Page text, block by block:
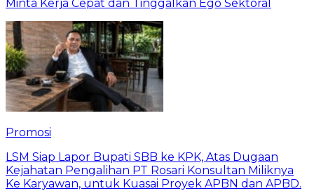
Minta Kerja Cepat dan Tinggalkan Ego Sektoral
Promosi
LSM Siap Lapor Bupati SBB ke KPK, Atas Dugaan
Kejahatan Pengalihan PT Rosari Konsultan Miliknya
Ke Karyawan, untuk Kuasai Proyek APBN dan APBD.